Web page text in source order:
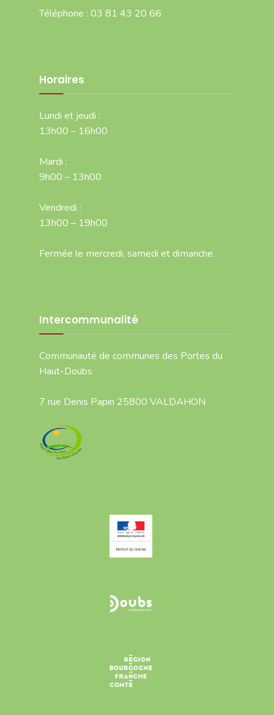
Téléphone : 03 81 43 20 66
Horaires
Lundi et jeudi :
13h00 – 16h00
Mardi :
9h00 – 13h00
Vendredi :
13h00 – 19h00
Fermée le mercredi, samedi et dimanche.
Intercommunalité
Communauté de communes des Portes du
Haut-Doubs
7 rue Denis Papin 25800 VALDAHON